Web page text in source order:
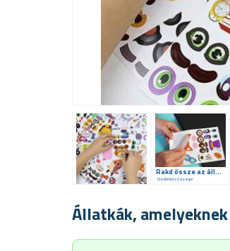
Rakd össze az állatkát
12 különböző design
Állatkák,